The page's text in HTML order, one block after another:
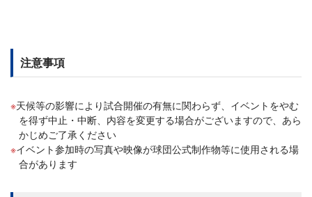
注意事項
天候等の影響により試合開催の有無に関わらず、イベントをやむ
を得ず中止・中断、内容を変更する場合がございますので、あら
かじめご了承ください
イベント参加時の写真や映像が球団公式制作物等に使用される場
合があります